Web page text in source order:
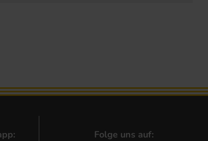
Folge uns auf: